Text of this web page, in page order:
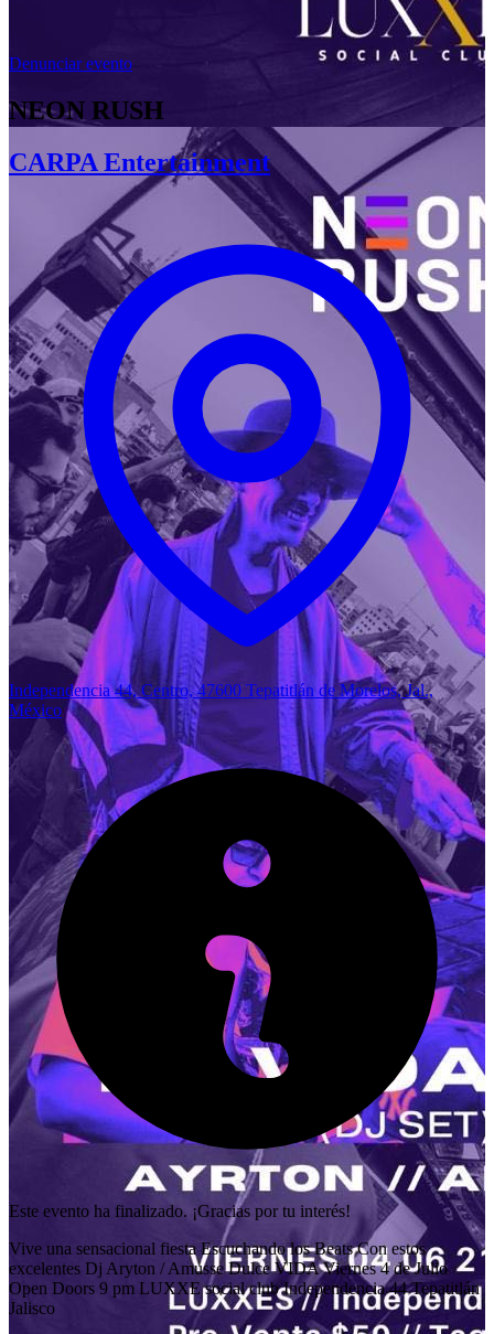
Denunciar evento
NEON RUSH
CARPA Entertainment
Independencia 44, Centro, 47600 Tepatitlán de Morelos, Jal.,
México
Este evento ha finalizado. ¡Gracias por tu interés!
Vive una sensacional fiesta Escuchando los Beats Con estos
excelentes Dj Aryton / Amusse Dulce VIDA Viernes 4 de Julio
Open Doors 9 pm LUXXE social club Independencia 44 Tepatitlán
Jalisco